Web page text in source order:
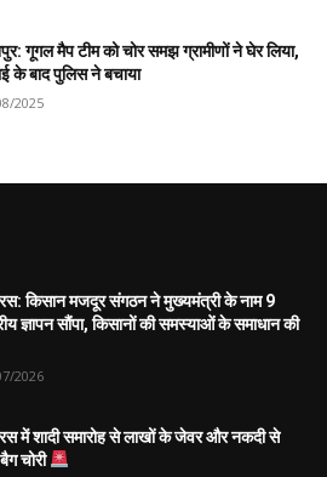
गूगल मैप टीम को चोर समझ ग्रामीणों ने घेर लिया,
के बाद पुलिस ने बचाया
2025
किसान मजदूर संगठन ने मुख्यमंत्री के नाम 9
ज्ञापन सौंपा, किसानों की समस्याओं के समाधान की
2026
में शादी समारोह से लाखों के जेवर और नकदी से
चोरी